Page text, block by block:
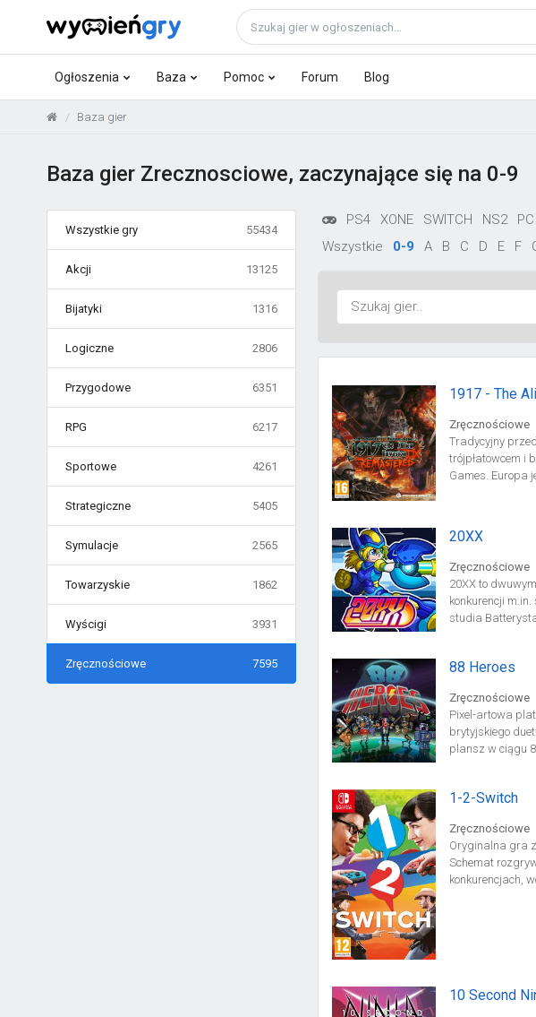
Ogłoszenia Baza Pomoc Forum Blog
Baza gier
Baza gier Zrecznosciowe, zaczynające się na 0-9
Wszystkie gry 55434
Akcji 13125
Bijatyki 1316
Logiczne 2806
Przygodowe 6351
RPG 6217
Sportowe 4261
Strategiczne 5405
Symulacje 2565
Towarzyskie 1862
Wyścigi 3931
Zręcznościowe 7595
PS4 XONE SWITCH NS2 PC
Wszystkie
0-9 A B C D E F
1917 - The
Zręcznościowe
Tradycyjny
trójpłatowcem i
Games. Europa
ludności
cierpienia.
20XX
Zręcznościowe
20XX to
konkurencji
studia
88 Heroes
Zręcznościowe
Pixel-artowa
brytyjskiego
plansz w ciągu
1-2-Switch
Zręcznościowe
Oryginalna gra
Schemat
konkurencjach,
10 Second